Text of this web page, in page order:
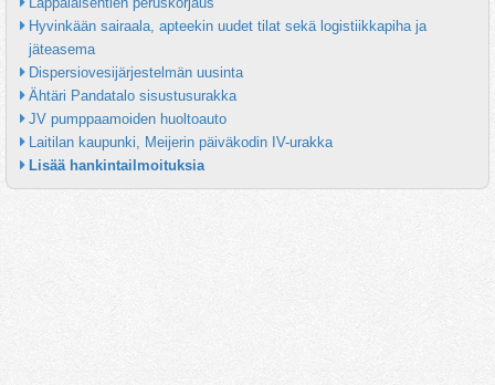
Hyvinkään sairaala, apteekin uudet tilat sekä logistiikkapiha ja
jäteasema
Dispersiovesijärjestelmän uusinta
Ähtäri Pandatalo sisustusurakka
JV pumppaamoiden huoltoauto
Laitilan kaupunki, Meijerin päiväkodin IV-urakka
Lisää hankintailmoituksia